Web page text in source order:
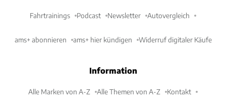
Fahrtrainings Podcast Newsletter Autovergleich
ams+ abonnieren ams+ hier kündigen Widerruf digitaler Käufe
Information
Alle Marken von A-Z Alle Themen von A-Z Kontakt